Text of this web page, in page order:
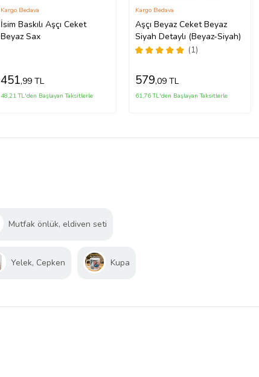
İsim Baskılı Aşçı Ceket
Beyaz Sax
Kargo Bedava
451,99 TL
48,21 TL'den Başlayan Taksitlerle
Aşçı Beyaz Ceket Beyaz
Siyah Detaylı (Beyaz-Siyah)
(1)
Kargo Bedava
579,09 TL
61,76 TL'den Başlayan Taksitlerle
Mutfak önlük, eldiven seti
Yelek, Cepken Kupa